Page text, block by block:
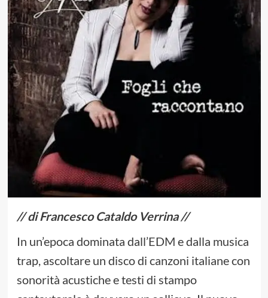
// di Francesco Cataldo Verrina //
In un’epoca dominata dall’EDM e dalla musica
trap, ascoltare un disco di canzoni italiane con
sonorità acustiche e testi di stampo